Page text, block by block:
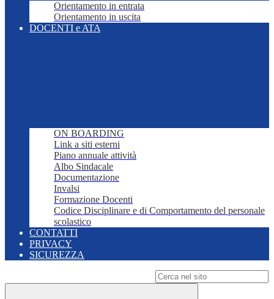
Orientamento in entrata
Orientamento in uscita
DOCENTI e ATA
ON BOARDING
Link a siti esterni
Piano annuale attività
Albo Sindacale
Documentazione
Invalsi
Formazione Docenti
Codice Disciplinare e di Comportamento del personale
scolastico
CONTATTI
PRIVACY
SICUREZZA